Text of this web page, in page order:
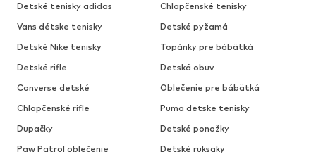
Detské tenisky adidas
Chlapčenské tenisky
Vans détske tenisky
Detské pyžamá
Detské Nike tenisky
Topánky pre bábätká
Detské rifle
Detská obuv
Converse detské
Oblečenie pre bábätká
Chlapčenské rifle
Puma detske tenisky
Dupačky
Detské ponožky
Paw Patrol oblečenie
Detské ruksaky